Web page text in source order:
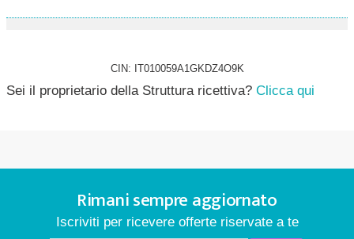
CIN: IT010059A1GKDZ4O9K
Sei il proprietario della Struttura ricettiva? Clicca qui
Rimani sempre aggiornato
Iscriviti per ricevere offerte riservate a te